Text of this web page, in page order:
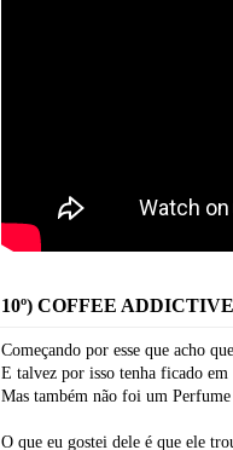
10º) COFFEE
Começando por esse que acho
E talvez por isso tenha ficado em
Mas também não foi um
O que eu gostei dele é que ele